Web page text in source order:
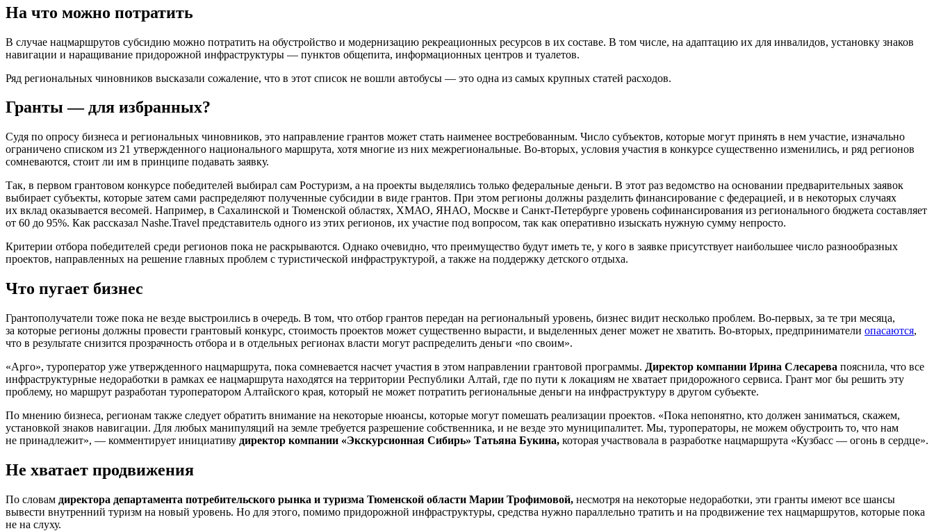
На что можно потратить
В случае нацмаршрутов субсидию можно потратить на обустройство и модернизацию рекреационных ресурсов в их составе. В том числе, на адаптацию их для инвалидов, установку знаков
навигации и наращивание придорожной инфраструктуры — пунктов общепита, информационных центров и туалетов.
Ряд региональных чиновников высказали сожаление, что в этот список не вошли автобусы — это одна из самых крупных статей расходов.
Гранты — для избранных?
Судя по опросу бизнеса и региональных чиновников, это направление грантов может стать наименее востребованным. Число субъектов, которые могут принять в нем участие, изначально
ограничено списком из 21 утвержденного национального маршрута, хотя многие из них межрегиональные. Во-вторых, условия участия в конкурсе существенно изменились, и ряд регионов
сомневаются, стоит ли им в принципе подавать заявку.
Так, в первом грантовом конкурсе победителей выбирал сам Ростуризм, а на проекты выделялись только федеральные деньги. В этот раз ведомство на основании предварительных заявок
выбирает субъекты, которые затем сами распределяют полученные субсидии в виде грантов. При этом регионы должны разделить финансирование с федерацией, и в некоторых случаях
их вклад оказывается весомей. Например, в Сахалинской и Тюменской областях, ХМАО, ЯНАО, Москве и Санкт-Петербурге уровень софинансирования из регионального бюджета составляет
от 60 до 95%. Как рассказал Nashe.Travel представитель одного из этих регионов, их участие под вопросом, так как оперативно изыскать нужную сумму непросто.
Критерии отбора победителей среди регионов пока не раскрываются. Однако очевидно, что преимущество будут иметь те, у кого в заявке присутствует наибольшее число разнообразных
проектов, направленных на решение главных проблем с туристической инфраструктурой, а также на поддержку детского отдыха.
Что пугает бизнес
Грантополучатели тоже пока не везде выстроились в очередь. В том, что отбор грантов передан на региональный уровень, бизнес видит несколько проблем. Во-первых, за те три месяца,
за которые регионы должны провести грантовый конкурс, стоимость проектов может существенно вырасти, и выделенных денег может не хватить. Во-вторых, предприниматели опасаются,
что в результате снизится прозрачность отбора и в отдельных регионах власти могут распределить деньги «по своим».
«Арго», туроператор уже утвержденного нацмаршрута, пока сомневается насчет участия в этом направлении грантовой программы. Директор компании Ирина Слесарева пояснила, что все
инфраструктурные недоработки в рамках ее нацмаршрута находятся на территории Республики Алтай, где по пути к локациям не хватает придорожного сервиса. Грант мог бы решить эту
проблему, но маршрут разработан туроператором Алтайского края, который не может потратить региональные деньги на инфраструктуру в другом субъекте.
По мнению бизнеса, регионам также следует обратить внимание на некоторые нюансы, которые могут помешать реализации проектов. «Пока непонятно, кто должен заниматься, скажем,
установкой знаков навигации. Для любых манипуляций на земле требуется разрешение собственника, и не везде это муниципалитет. Мы, туроператоры, не можем обустроить то, что нам
не принадлежит», — комментирует инициативу директор компании «Экскурсионная Сибирь» Татьяна Букина, которая участвовала в разработке нацмаршрута «Кузбасс — огонь в сердце».
Не хватает продвижения
По словам директора департамента потребительского рынка и туризма Тюменской области Марии Трофимовой, несмотря на некоторые недоработки, эти гранты имеют все шансы
вывести внутренний туризм на новый уровень. Но для этого, помимо придорожной инфраструктуры, средства нужно параллельно тратить и на продвижение тех нацмаршрутов, которые пока
не на слуху.